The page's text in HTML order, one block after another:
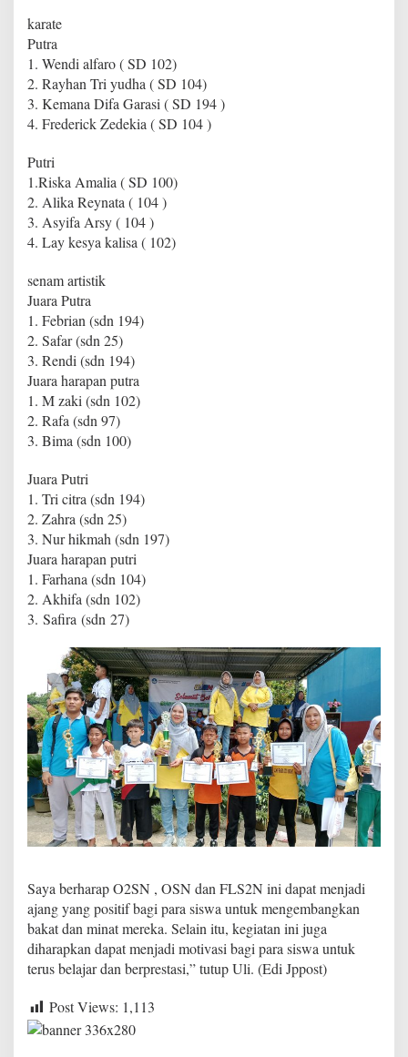
karate
Putra
1. Wendi alfaro ( SD 102)
2. Rayhan Tri yudha ( SD 104)
3. Kemana Difa Garasi ( SD 194 )
4. Frederick Zedekia ( SD 104 )
Putri
1.Riska Amalia ( SD 100)
2. Alika Reynata ( 104 )
3. Asyifa Arsy ( 104 )
4. Lay kesya kalisa ( 102)
senam artistik
Juara Putra
1. Febrian (sdn 194)
2. Safar (sdn 25)
3. Rendi (sdn 194)
Juara harapan putra
1. M zaki (sdn 102)
2. Rafa (sdn 97)
3. Bima (sdn 100)
Juara Putri
1. Tri citra (sdn 194)
2. Zahra (sdn 25)
3. Nur hikmah (sdn 197)
Juara harapan putri
1. Farhana (sdn 104)
2. Akhifa (sdn 102)
3. Safira (sdn 27)
Saya berharap O2SN , OSN dan FLS2N ini dapat menjadi
ajang yang positif bagi para siswa untuk mengembangkan
bakat dan minat mereka. Selain itu, kegiatan ini juga
diharapkan dapat menjadi motivasi bagi para siswa untuk
terus belajar dan berprestasi,” tutup Uli. (Edi Jppost)
Post Views: 1,113